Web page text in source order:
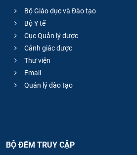
Bộ Giáo dục và Đào tạo
Bộ Y tế
Cục Quản lý dược
Cảnh giác dược
Thư viện
Email
Quản lý đào tạo
BỘ ĐẾM TRUY CẬP